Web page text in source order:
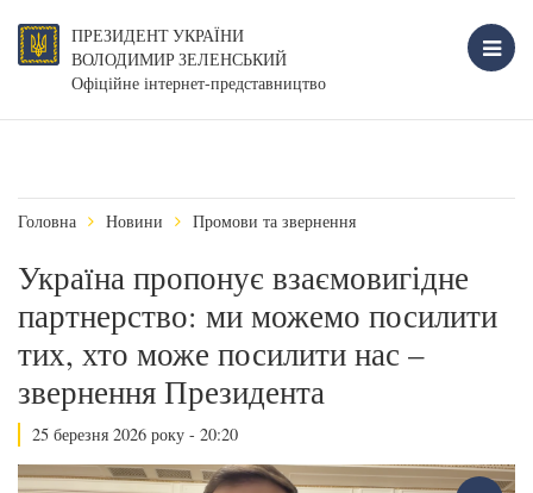
ПРЕЗИДЕНТ УКРАЇНИ
ВОЛОДИМИР ЗЕЛЕНСЬКИЙ
Офіційне інтернет-представництво
Головна Новини Промови та звернення
Україна пропонує взаємовигідне
партнерство: ми можемо посилити
тих, хто може посилити нас –
звернення Президента
25 березня 2026 року - 20:20